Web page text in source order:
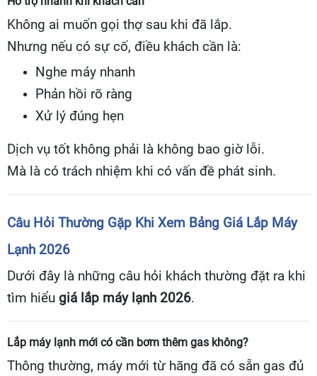
Không ai muốn gọi thợ sau khi đã lắp.
Nhưng nếu có sự cố, điều khách cần là:
Nghe máy nhanh
Phản hồi rõ ràng
Xử lý đúng hẹn
Dịch vụ tốt không phải là không bao giờ lỗi.
Mà là có trách nhiệm khi có vấn đề phát sinh.
Câu Hỏi Thường Gặp Khi Xem Bảng Giá Lắp Máy
Lạnh 2026
Dưới đây là những câu hỏi khách thường đặt ra khi
tìm hiểu giá lắp máy lạnh 2026.
Lắp máy lạnh mới có cần bơm thêm gas không?
Thông thường, máy mới từ hãng đã có sẵn gas đủ